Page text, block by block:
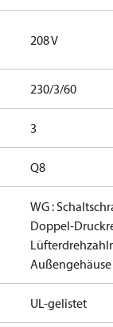
208 V
230/3/60
3
Q8
WG :
Außengehäuse
UL-gelistet